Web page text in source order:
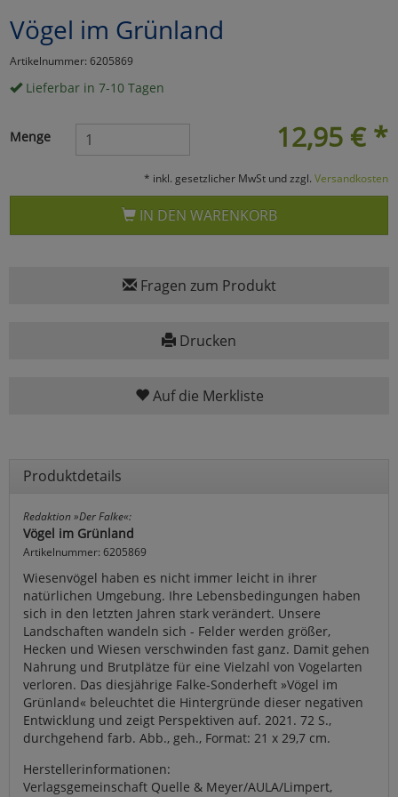
Vögel im Grünland
Artikelnummer: 6205869
Lieferbar in 7-10 Tagen
12,95 € *
Menge
* inkl. gesetzlicher MwSt und zzgl. Versandkosten
IN DEN WARENKORB
Fragen zum Produkt
Drucken
Auf die Merkliste
Produktdetails
Redaktion »Der Falke«:
Vögel im Grünland
Artikelnummer: 6205869
Wiesenvögel haben es nicht immer leicht in ihrer
natürlichen Umgebung. Ihre Lebensbedingungen haben
sich in den letzten Jahren stark verändert. Unsere
Landschaften wandeln sich - Felder werden größer,
Hecken und Wiesen verschwinden fast ganz. Damit gehen
Nahrung und Brutplätze für eine Vielzahl von Vogelarten
verloren. Das diesjährige Falke-Sonderheft »Vögel im
Grünland« beleuchtet die Hintergründe dieser negativen
Entwicklung und zeigt Perspektiven auf. 2021. 72 S.,
durchgehend farb. Abb., geh., Format: 21 x 29,7 cm.
Herstellerinformationen:
Verlagsgemeinschaft Quelle & Meyer/AULA/Limpert,
Marketing
Umfragetools
Cookies
Einstellungen speichern
zu Haupptseite